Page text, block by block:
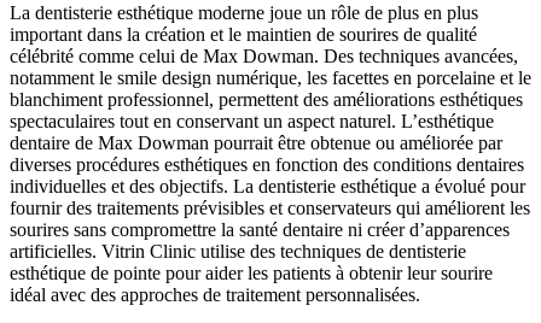
La dentisterie esthétique moderne joue un rôle de plus en plus
important dans la création et le maintien de sourires de qualité
célébrité comme celui de Max Dowman. Des techniques avancées,
notamment le smile design numérique, les facettes en porcelaine et le
blanchiment professionnel, permettent des améliorations esthétiques
spectaculaires tout en conservant un aspect naturel. L’esthétique
dentaire de Max Dowman pourrait être obtenue ou améliorée par
diverses procédures esthétiques en fonction des conditions dentaires
individuelles et des objectifs. La dentisterie esthétique a évolué pour
fournir des traitements prévisibles et conservateurs qui améliorent les
sourires sans compromettre la santé dentaire ni créer d’apparences
artificielles. Vitrin Clinic utilise des techniques de dentisterie
esthétique de pointe pour aider les patients à obtenir leur sourire
idéal avec des approches de traitement personnalisées.